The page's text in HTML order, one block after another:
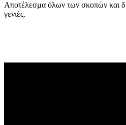
Αποτέλεσμα όλων των σκοπών και
γενιές.